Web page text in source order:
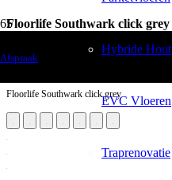
Afspraak
Hybride Hout
EVC Vloeren
Traprenovatie
Floorlife Southwark click grey
Floorlife Southwark click grey